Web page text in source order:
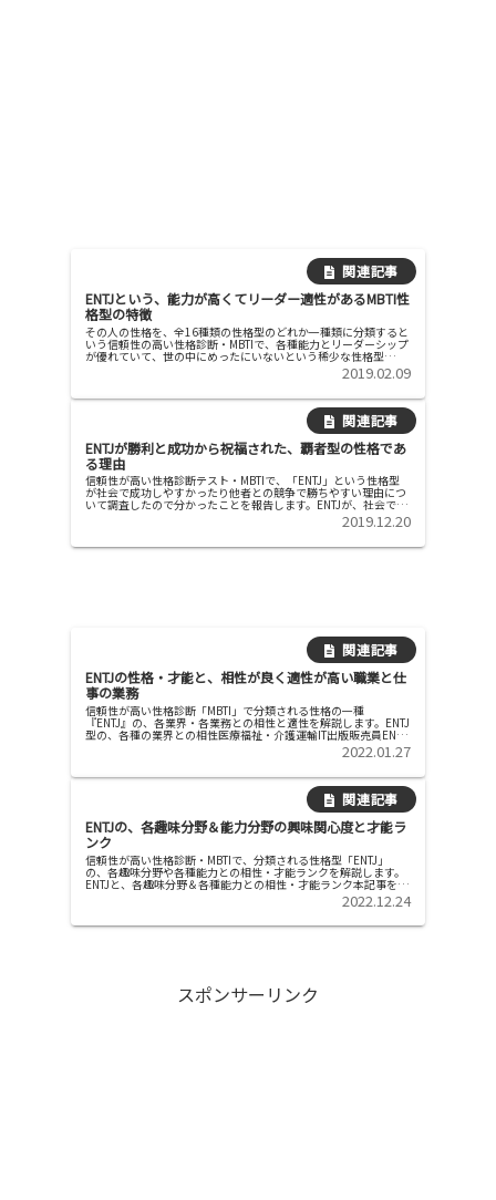
ENTJという、能力が高くてリーダー適性があるMBTI性
格型の特徴
その人の性格を、全16種類の性格型のどれか一種類に分類すると
いう信頼性の高い性格診断・MBTIで、各種能力とリーダーシップ
が優れていて、世の中にめったにいないという稀少な性格型
「ENTJ」の特徴について調査したので、分かったことを報告しま
2019.02.09
ENTJが勝利と成功から祝福された、覇者型の性格であ
る理由
信頼性が高い性格診断テスト・MBTIで、「ENTJ」という性格型
が社会で成功しやすかったり他者との競争で勝ちやすい理由につ
いて調査したので分かったことを報告します。ENTJが、社会で成
功したり集団のリーダーになる仕組み「ENTJ型が、社会で...
2019.12.20
ENTJの性格・才能と、相性が良く適性が高い職業と仕
事の業務
信頼性が高い性格診断「MBTI」で分類される性格の一種
『ENTJ』の、各業界・各業務との相性と適性を解説します。ENTJ
型の、各種の業界との相性医療福祉・介護運輸IT出版販売員ENTJ
型との相性〇××〇〇×◎・〇・△・×のそれぞれの適性の程...
2022.01.27
ENTJの、各趣味分野＆能力分野の興味関心度と才能ラ
ンク
信頼性が高い性格診断・MBTIで、分類される性格型「ENTJ」
の、各趣味分野や各種能力との相性・才能ランクを解説します。
ENTJと、各趣味分野＆各種能力との相性・才能ランク本記事を参
考にして、「興味・執着がある分野・無い分野」「才能がある
2022.12.24
スポンサーリンク